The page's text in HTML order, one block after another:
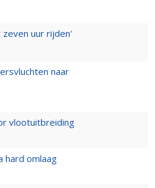
uur rijden'
naar
vlootuitbreiding
hard omlaag